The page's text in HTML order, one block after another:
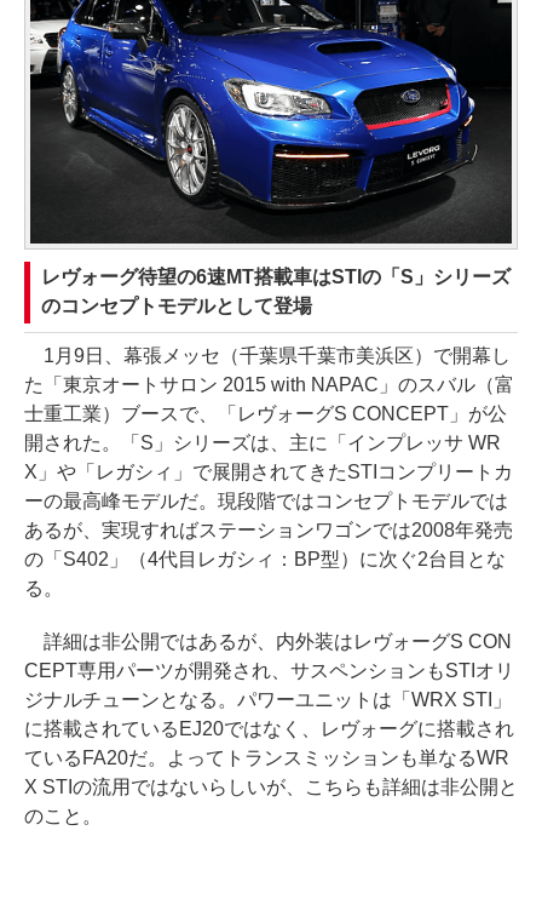
レヴォーグ待望の6速MT搭載車はSTIの「S」シリーズ
のコンセプトモデルとして登場
1月9日、幕張メッセ（千葉県千葉市美浜区）で開幕し
た「東京オートサロン 2015 with NAPAC」のスバル（富
士重工業）ブースで、「レヴォーグS CONCEPT」が公
開された。「S」シリーズは、主に「インプレッサ WR
X」や「レガシィ」で展開されてきたSTIコンプリートカ
ーの最高峰モデルだ。現段階ではコンセプトモデルでは
あるが、実現すればステーションワゴンでは2008年発売
の「S402」（4代目レガシィ：BP型）に次ぐ2台目とな
る。
詳細は非公開ではあるが、内外装はレヴォーグS CON
CEPT専用パーツが開発され、サスペンションもSTIオリ
ジナルチューンとなる。パワーユニットは「WRX STI」
に搭載されているEJ20ではなく、レヴォーグに搭載され
ているFA20だ。よってトランスミッションも単なるWR
X STIの流用ではないらしいが、こちらも詳細は非公開と
のこと。